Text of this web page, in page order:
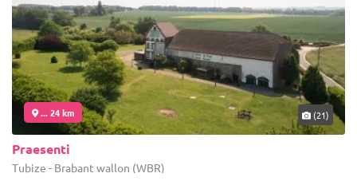
... 24 km (21)
Praesenti
Tubize - Brabant wallon (WBR)